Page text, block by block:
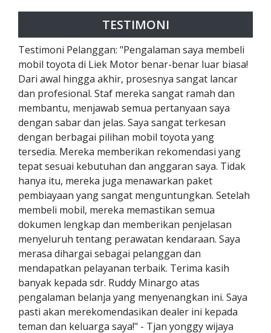
TESTIMONI
Testimoni Pelanggan: "Pengalaman saya membeli
mobil toyota di Liek Motor benar-benar luar biasa!
Dari awal hingga akhir, prosesnya sangat lancar
dan profesional. Staf mereka sangat ramah dan
membantu, menjawab semua pertanyaan saya
dengan sabar dan jelas. Saya sangat terkesan
dengan berbagai pilihan mobil toyota yang
tersedia. Mereka memberikan rekomendasi yang
tepat sesuai kebutuhan dan anggaran saya. Tidak
hanya itu, mereka juga menawarkan paket
pembiayaan yang sangat menguntungkan. Setelah
membeli mobil, mereka memastikan semua
dokumen lengkap dan memberikan penjelasan
menyeluruh tentang perawatan kendaraan. Saya
merasa dihargai sebagai pelanggan dan
mendapatkan pelayanan terbaik. Terima kasih
banyak kepada sdr. Ruddy Minargo atas
pengalaman belanja yang menyenangkan ini. Saya
pasti akan merekomendasikan dealer ini kepada
teman dan keluarga saya!" - Tjan yonggy wijaya